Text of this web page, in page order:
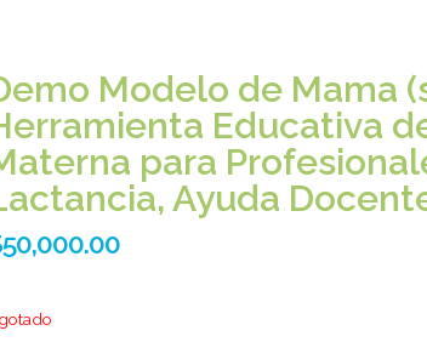
Modelo de Mama
Educativa
para
Ayuda
50,000.00